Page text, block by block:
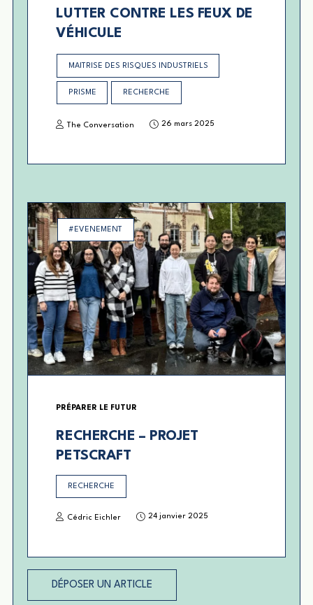
LUTTER CONTRE LES FEUX DE
VÉHICULE
MAITRISE DES RISQUES INDUSTRIELS
PRISME RECHERCHE
The Conversation 26 mars 2025
#EVENEMENT
PRÉPARER LE FUTUR
RECHERCHE – PROJET
PETSCRAFT
RECHERCHE
Cédric Eichler 24 janvier 2025
DÉPOSER UN ARTICLE